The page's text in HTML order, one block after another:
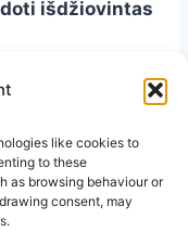
like cookies to
to these
as browsing behaviour or
consent, may
išdžiovintas
mažėja.
į
puikiai dera